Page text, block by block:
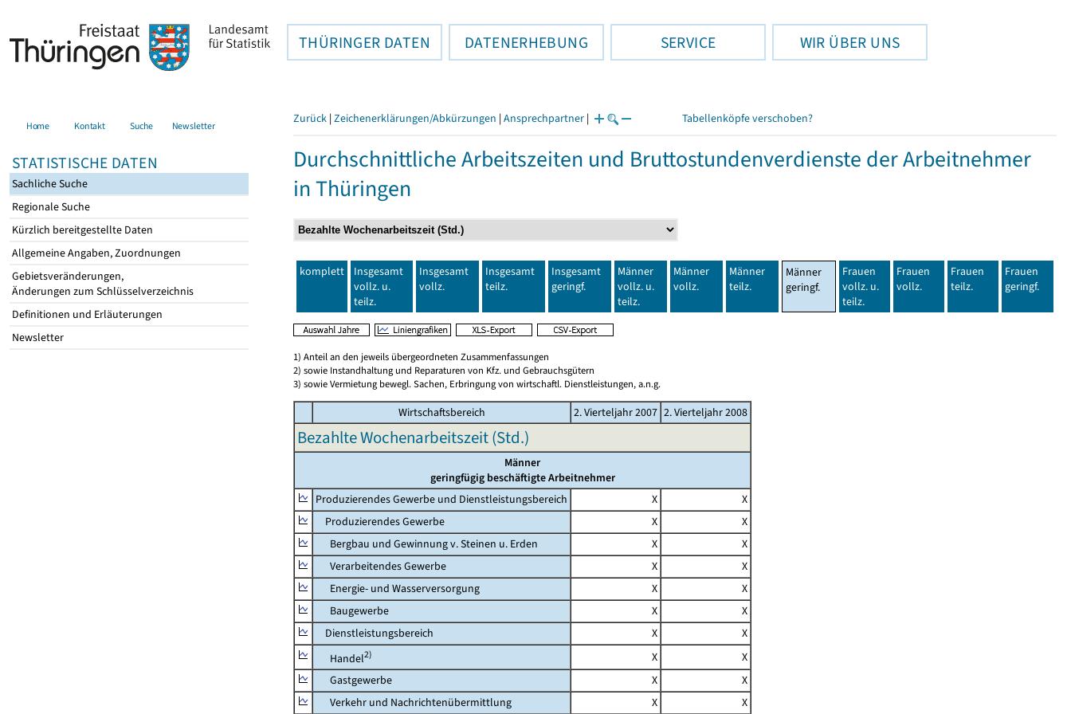
THÜRINGER DATEN DATENERHEBUNG SERVICE WIR ÜBER UNS
Home Kontakt Suche Newsletter
STATISTISCHE DATEN
Sachliche Suche
Regionale Suche
Kürzlich bereitgestellte Daten
Allgemeine Angaben, Zuordnungen
Gebietsveränderungen,
Änderungen zum Schlüsselverzeichnis
Definitionen und Erläuterungen
Newsletter
Zurück | Zeichenerklärungen/Abkürzungen | Ansprechpartner | Tabellenköpfe verschoben?
Durchschnittliche Arbeitszeiten und Bruttostundenverdienste der Arbeitnehmer
in Thüringen
komplett
Insgesamt
vollz. u.
teilz.
Insgesamt
vollz.
Insgesamt
teilz.
Insgesamt
geringf.
Männer
vollz. u.
teilz.
Männer
vollz.
Männer
teilz.
Männer
geringf.
Frauen
vollz. u.
teilz.
Frauen
vollz.
Frauen
teilz.
Frauen
geringf.
1) Anteil an den jeweils übergeordneten Zusammenfassungen
2) sowie Instandhaltung und Reparaturen von Kfz. und Gebrauchsgütern
3) sowie Vermietung bewegl. Sachen, Erbringung von wirtschaftl. Dienstleistungen, a.n.g.
Wirtschaftsbereich 2. Vierteljahr 2007 2. Vierteljahr 2008
Bezahlte Wochenarbeitszeit (Std.)
Männer
geringfügig beschäftigte Arbeitnehmer
Produzierendes Gewerbe und Dienstleistungsbereich
X
X
Produzierendes Gewerbe
X
X
Bergbau und Gewinnung v. Steinen u. Erden
X
X
Verarbeitendes Gewerbe
X
X
Energie- und Wasserversorgung
X
X
Baugewerbe
X
X
Dienstleistungsbereich
X
X
Handel2) X
X
Gastgewerbe
X
X
Verkehr und Nachrichtenübermittlung
X
X